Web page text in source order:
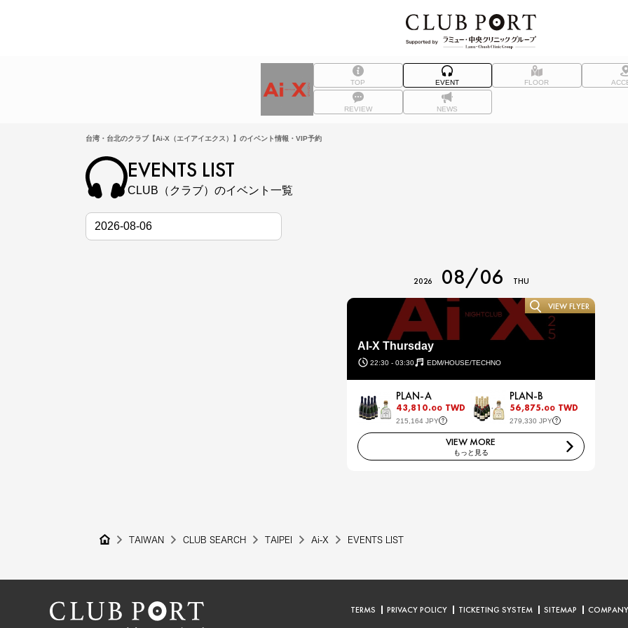
TOP EVENT FLOOR
REVIEW NEWS
台湾・台北のクラブ【Ai-X（エイアイエクス）】のイベント情報・VIP予約
EVENTS LIST
CLUB（クラブ）のイベント一覧
2026 08/06 THU
AI-X Thursday
22:30 - 03:30 EDM/HOUSE/TECHNO
VIEW FLYER
PLAN-A
43,810.00 TWD
215,164 JPY
PLAN-B
56,875.00TWD
279,330 JPY
VIEW MORE
もっと見る
TAIWAN CLUB SEARCH TAIPEI Ai-X EVENTS LIST
TERMS PRIVACY POLICY TICKETING SYSTEM SITEMAP COMPANY